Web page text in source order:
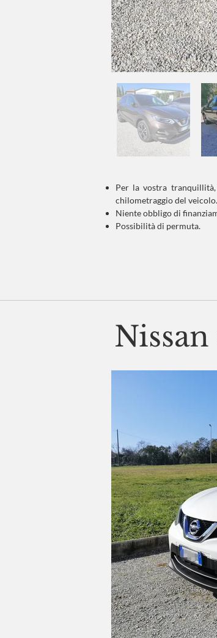
Per la vostra
chilometraggio del veicolo.
Niente obbligo di
Possibilità di permuta.